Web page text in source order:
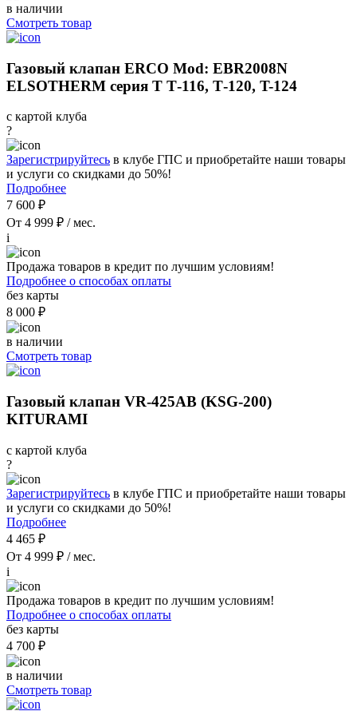
в наличии
Смотреть товар
Газовый клапан ERCO Mod: EBR2008N
ELSOTHERM серия Т Т-116, Т-120, T-124
с картой клуба
?
Зарегистрируйтесь в клубе ГПС и приобретайте наши товары
и услуги со скидками до 50%!
Подробнее
7 600 ₽
От 4 999 ₽ / мес.
i
Продажа товаров в кредит по лучшим условиям!
Подробнее о способах оплаты
без карты
8 000 ₽
в наличии
Смотреть товар
Газовый клапан VR-425AB (KSG-200)
KITURAMI
с картой клуба
?
Зарегистрируйтесь в клубе ГПС и приобретайте наши товары
и услуги со скидками до 50%!
Подробнее
4 465 ₽
От 4 999 ₽ / мес.
i
Продажа товаров в кредит по лучшим условиям!
Подробнее о способах оплаты
без карты
4 700 ₽
в наличии
Смотреть товар